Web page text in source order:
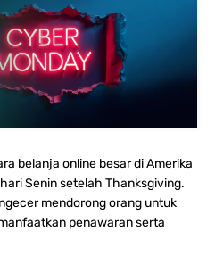
belanja online besar di Amerika
Senin setelah Thanksgiving.
mendorong orang untuk
penawaran serta